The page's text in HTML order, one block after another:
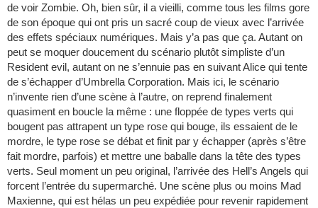
de voir Zombie. Oh, bien sûr, il a vieilli, comme tous les films gore
de son époque qui ont pris un sacré coup de vieux avec l’arrivée
des effets spéciaux numériques. Mais y’a pas que ça. Autant on
peut se moquer doucement du scénario plutôt simpliste d’un
Resident evil, autant on ne s’ennuie pas en suivant Alice qui tente
de s’échapper d’Umbrella Corporation. Mais ici, le scénario
n’invente rien d’une scène à l’autre, on reprend finalement
quasiment en boucle la même : une floppée de types verts qui
bougent pas attrapent un type rose qui bouge, ils essaient de le
mordre, le type rose se débat et finit par y échapper (après s’être
fait mordre, parfois) et mettre une baballe dans la tête des types
verts. Seul moment un peu original, l’arrivée des Hell’s Angels qui
forcent l’entrée du supermarché. Une scène plus ou moins Mad
Maxienne, qui est hélas un peu expédiée pour revenir rapidement